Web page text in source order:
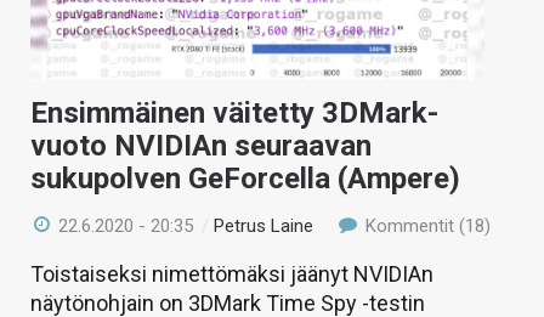
Ensimmäinen väitetty 3DMark-
vuoto NVIDIAn seuraavan
sukupolven GeForcella (Ampere)
22.6.2020 - 20:35 /Petrus Laine Kommentit (18)
Toistaiseksi nimettömäksi jäänyt NVIDIAn
näytönohjain on 3DMark Time Spy -testin